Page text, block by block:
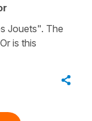
Jouets". The
is this